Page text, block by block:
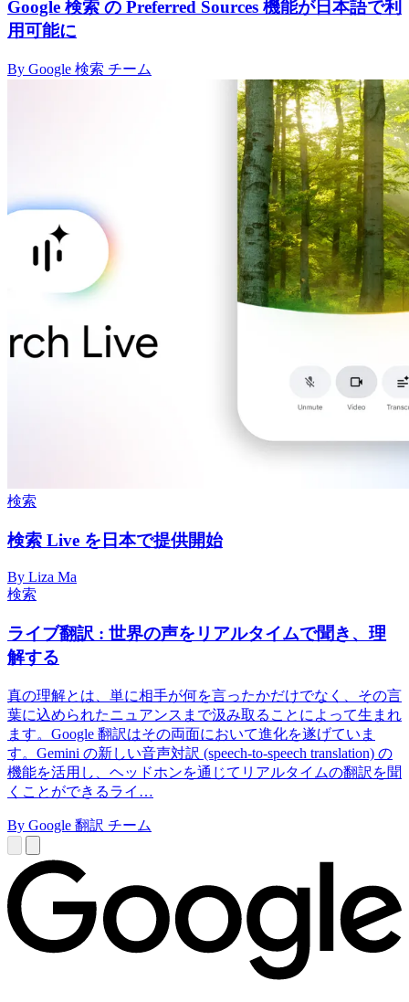
Google 検索 の Preferred Sources 機能が日本語で利
用可能に
By Google 検索 チーム
検索
検索 Live を日本で提供開始
By Liza Ma
検索
ライブ翻訳 : 世界の声をリアルタイムで聞き、理
解する
真の理解とは、単に相手が何を言ったかだけでなく、その言
葉に込められたニュアンスまで汲み取ることによって生まれ
ます。Google 翻訳はその両面において進化を遂げていま
す。Gemini の新しい音声対訳 (speech-to-speech translation) の
機能を活用し、ヘッドホンを通じてリアルタイムの翻訳を聞
くことができるライ…
By Google 翻訳 チーム